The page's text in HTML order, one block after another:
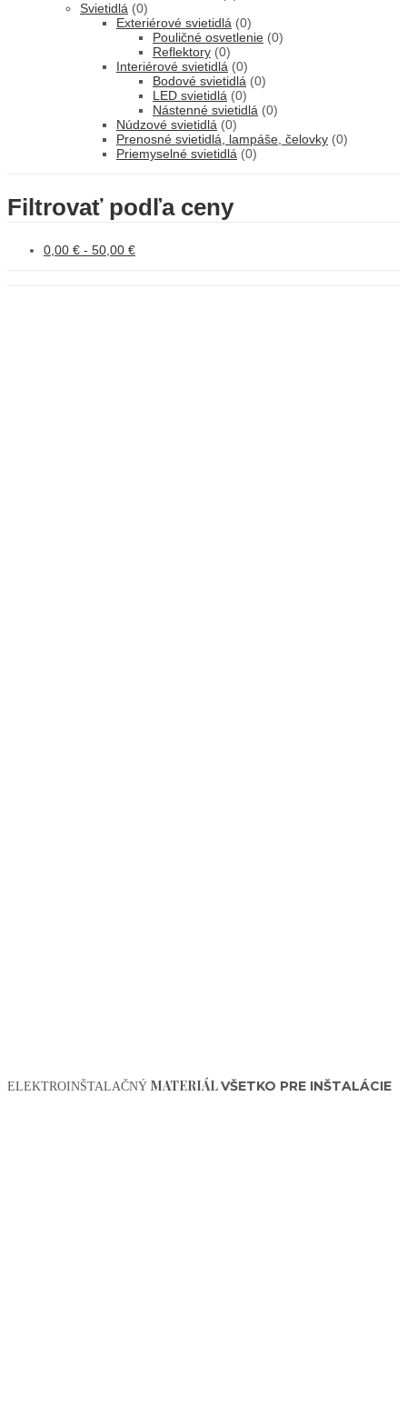
Svietidlá (0)
Exteriérové svietidlá (0)
Pouličné osvetlenie (0)
Reflektory (0)
Interiérové svietidlá (0)
Bodové svietidlá (0)
LED svietidlá (0)
Nástenné svietidlá (0)
Núdzové svietidlá (0)
Prenosné svietidlá, lampáše, čelovky (0)
Priemyselné svietidlá (0)
Filtrovať podľa ceny
0,00 € - 50,00 €
ELEKTROINŠTALAČNÝ MATERIÁLVŠETKO PRE INŠTALÁCIE